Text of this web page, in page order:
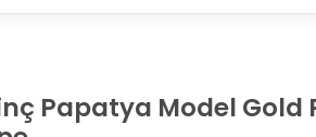
Papatya Model Gold